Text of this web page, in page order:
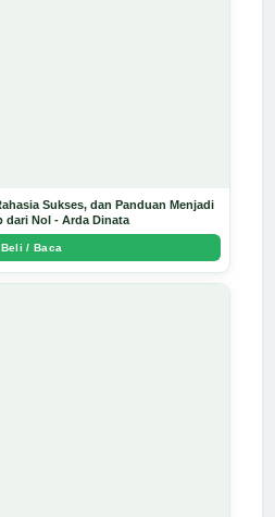
Sukses, dan Panduan Menjadi
dari Nol - Arda Dinata
Beli / Baca